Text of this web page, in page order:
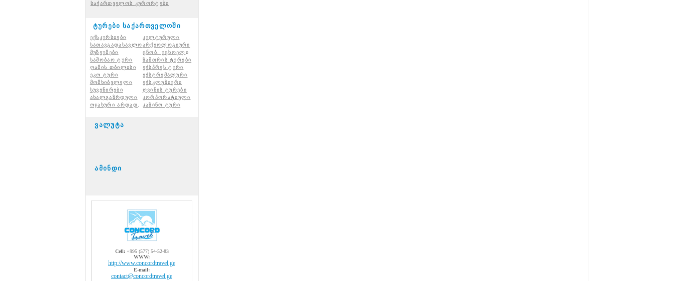
საქართველოს კურორტები
ტურები საქართველოში
ექსკურსიები
კულტურული
სათავგადასავლოარქეოლოგიური
მუზეუმები
ცნობ. უცხოელ ი
საშობაო ტური
ზამთრის ტურები
ღამის თბილისი
ექსპრეს ტური
ეკო ტური
ექსტრემალური
მომხიბვლელი
ექსკლუზიური
სუვენირები
ღვინის ტურები
ახალგაზრდული
კორპორატიული
ოჯახური არდად
კაზინო ტური
ვალუტა
ამინდი
Cell:+995 (577) 54-52-83
WWW:
http://www.concordtravel.ge
E-mail:
contact@concordtravel.ge